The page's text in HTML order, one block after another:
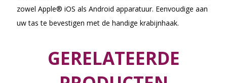
zowel Apple® iOS als Android apparatuur. Eenvoudige aan
uw tas te bevestigen met de handige krabijnhaak.
GERELATEERDE